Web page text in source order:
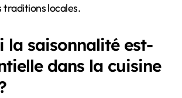
traditions locales.
la saisonnalité est-
dans la cuisine